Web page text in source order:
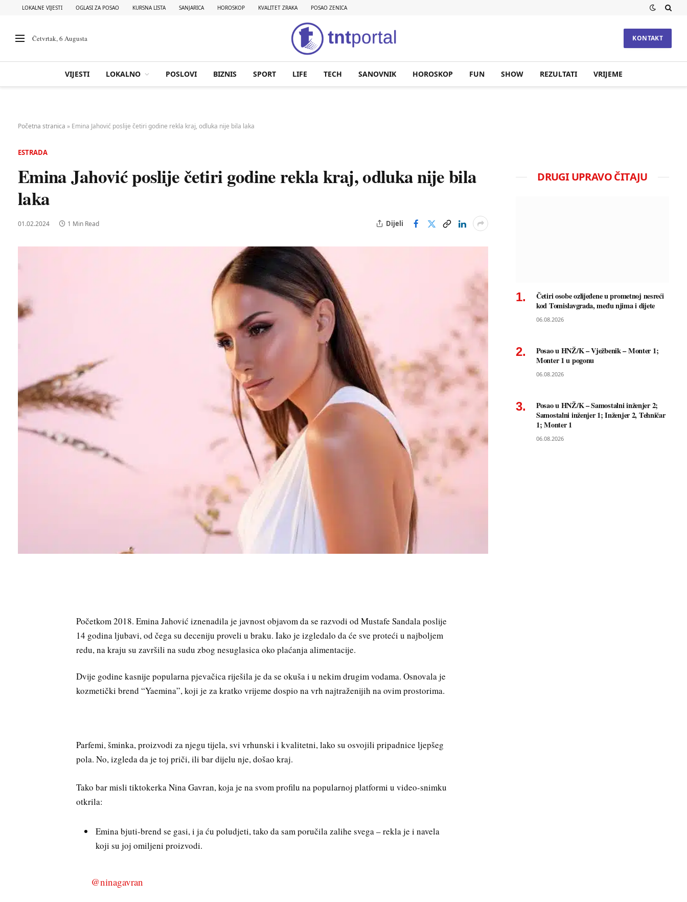
LOKALNE VIJESTI OGLASI ZA POSAO KURSNA LISTA SANJARICA HOROSKOP KVALITET ZRAKA POSAO ZENICA
Četvrtak, 6 Augusta KONTAKT
VIJESTI LOKALNO POSLOVI BIZNIS SPORT LIFE TECH SANOVNIK HOROSKOP FUN SHOW REZULTATI VRIJEME
Početna stranica » Emina Jahović poslije četiri godine rekla kraj, odluka nije bila laka
ESTRADA
Emina Jahović poslije četiri godine rekla kraj, odluka nije bila
laka
01.02.2024 1 Min Read Dijeli
Početkom 2018. Emina Jahović iznenadila je javnost objavom da se razvodi od Mustafe Sandala poslije
14 godina ljubavi, od čega su deceniju proveli u braku. Iako je izgledalo da će sve proteći u najboljem
redu, na kraju su završili na sudu zbog nesuglasica oko plaćanja alimentacije.
Dvije godine kasnije popularna pjevačica riješila je da se okuša i u nekim drugim vodama. Osnovala je
kozmetički brend “Yaemina”, koji je za kratko vrijeme dospio na vrh najtraženijih na ovim prostorima.
Parfemi, šminka, proizvodi za njegu tijela, svi vrhunski i kvalitetni, lako su osvojili pripadnice ljepšeg
pola. No, izgleda da je toj priči, ili bar dijelu nje, došao kraj.
Tako bar misli tiktokerka Nina Gavran, koja je na svom profilu na popularnoj platformi u video-snimku
otkrila:
Emina bjuti-brend se gasi, i ja ću poludjeti, tako da sam poručila zalihe svega – rekla je i navela
koji su joj omiljeni proizvodi.
@ninagavran
DRUGI UPRAVO ČITAJU
Četiri osobe ozlijeđene u prometnoj nesreći
kod Tomislavgrada, među njima i dijete
06.08.2026
Posao u HNŽ/K – Vježbenik – Monter 1;
Monter 1 u pogonu
06.08.2026
Posao u HNŽ/K – Samostalni inženjer 2;
Samostalni inženjer 1; Inženjer 2, Tehničar
1; Monter 1
06.08.2026